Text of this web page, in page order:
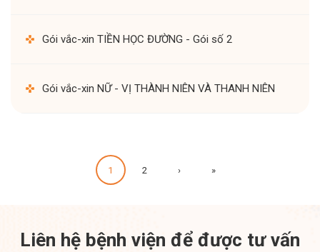
Gói vắc-xin TIỀN HỌC ĐƯỜNG - Gói số 2
Gói vắc-xin NỮ - VỊ THÀNH NIÊN VÀ THANH NIÊN
1 2 › »
Liên hệ bệnh viện để được tư vấn